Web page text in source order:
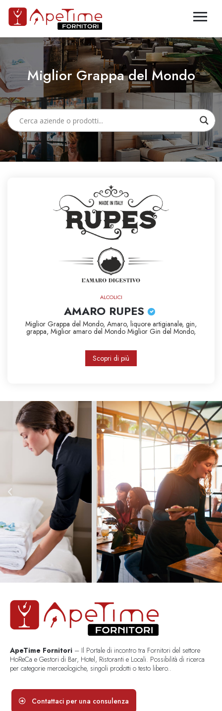
Miglior Grappa del Mondo
ALCOLICI
AMARO RUPES
Miglior Grappa del Mondo, Amaro, liquore artigianale, gin,
grappa, Miglior amaro del Mondo Miglior Gin del Mondo,
Scopri di più
ApeTime Fornitori – Il Portale di incontro tra Fornitori del settore
HoReCa e Gestori di Bar, Hotel, Ristoranti e Locali. Possibilità di ricerca
per categorie merceologiche, singoli prodotti o testo libero..
Contattaci per una consulenza